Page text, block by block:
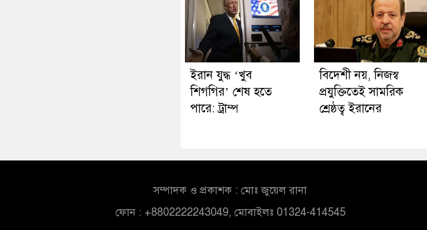
ইরান যুদ্ধ ‘খুব
শিগগির’ শেষ হতে
পারে: ট্রাম্প
বিদেশী নয়, নিজস্ব
প্রযুক্তিতেই সামরিক
শ্রেষ্ঠত্ব ইরানের
সম্পাদক ও প্রকাশক : মোঃ জুয়েল রানা
ফোন : +8802222243049, মোবাইলঃ 01324-414545